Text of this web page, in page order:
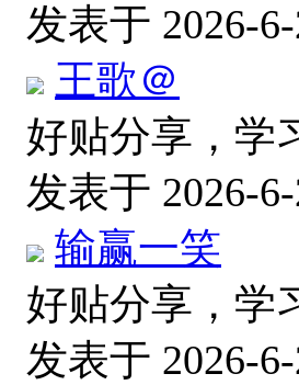
发表于 2026-
王歌＠
好贴分享，学
发表于 2026-
输赢一笑
好贴分享，学
发表于 2026-